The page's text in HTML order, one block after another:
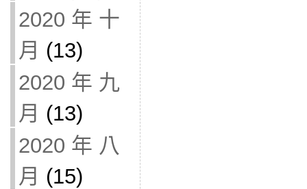
2020 年 十
月 (13)
2020 年 九
月 (13)
2020 年 八
月 (15)